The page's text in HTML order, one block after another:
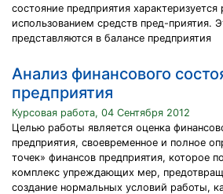
состояние предприятия
использованием средств пред-приятия.
представляются в балансе предприятия
Анализ финансового
предприятия
Курсовая работа, 04 Сентября 2012
Целью работы является оценка
предприятия, своевременное и полное
точек» финансов предприятия, которое
комплекс упреждающих мер,
создание нормальных условий работы,